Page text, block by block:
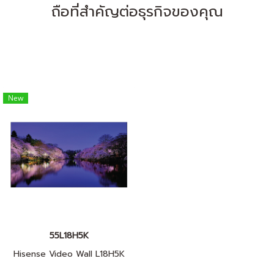
ถือที่สำคัญต่อธุรกิจของคุณ
New
55L18H5K
Hisense Video Wall L18H5K